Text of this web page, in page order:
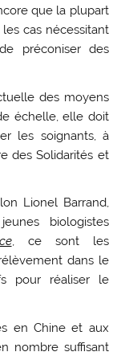
que la plupart
cas nécessitant
préconiser des
des moyens
échelle, elle doit
les soignants, à
des Solidarités et
Lionel Barrand,
biologistes
, ce sont les
dans le
pour réaliser le
en Chine et aux
nombre suffisant